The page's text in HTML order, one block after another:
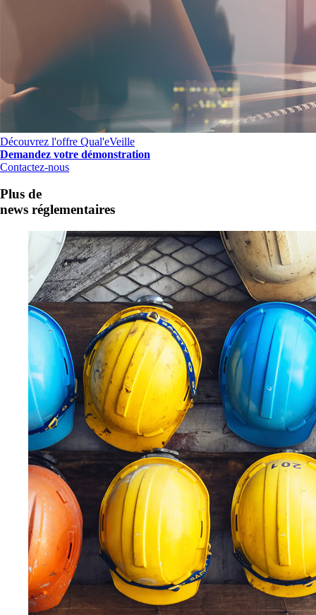
Découvrez l'offre Qual'eVeille
Demandez votre démonstration
Contactez-nous
Plus de
news réglementaires